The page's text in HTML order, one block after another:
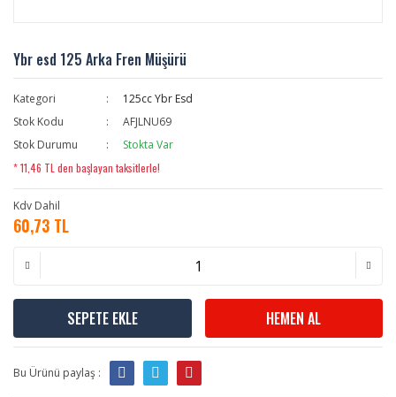
Ybr esd 125 Arka Fren Müşürü
Kategori
125cc Ybr Esd
Stok Kodu
AFJLNU69
Stok Durumu
Stokta Var
* 11,46 TL den başlayan taksitlerle!
Kdv Dahil
60,73 TL
SEPETE EKLE HEMEN AL
Bu Ürünü paylaş :